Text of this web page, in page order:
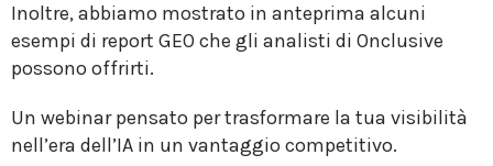
Inoltre, abbiamo mostrato in anteprima alcuni
esempi di report GEO che gli analisti di Onclusive
possono offrirti.
Un webinar pensato per trasformare la tua visibilità
nell’era dell’IA in un vantaggio competitivo.